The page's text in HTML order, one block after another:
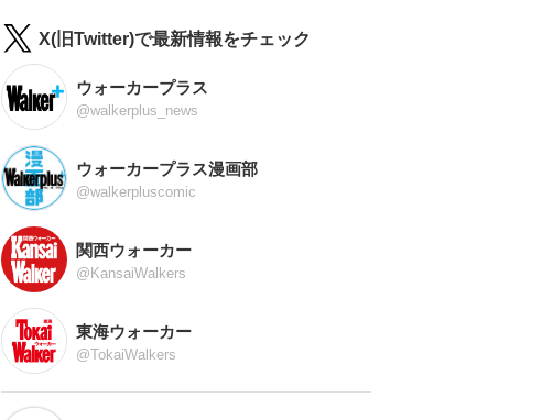
X(旧Twitter)で最新情報をチェック
ウォーカープラス
@walkerplus_news
ウォーカープラス漫画部
@walkerpluscomic
関西ウォーカー
@KansaiWalkers
東海ウォーカー
@TokaiWalkers